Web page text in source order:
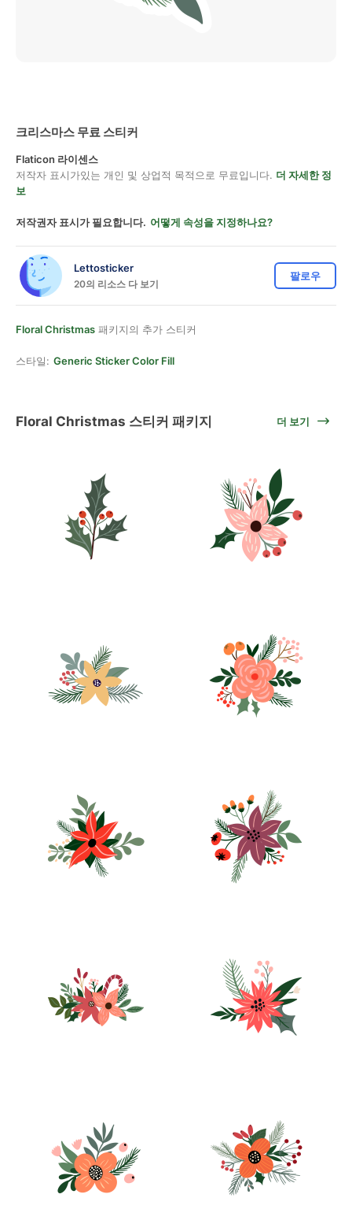
크리스마스 무료 스티커
Flaticon 라이센스
저작자 표시가있는 개인 및 상업적 목적으로 무료입니다. 더 자세한 정
보
저작권자 표시가 필요합니다. 어떻게 속성을 지정하나요?
Lettosticker
20의 리소스 다 보기
팔로우
Floral Christmas 패키지의 추가 스티커
스타일: Generic Sticker Color Fill
Floral Christmas 스티커 패키지 더 보기